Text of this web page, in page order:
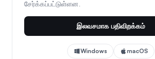
சேர்க்கப்பட்டுள்ளன.
இலவசமாக பதிவிறக்கம்
Windows macOS